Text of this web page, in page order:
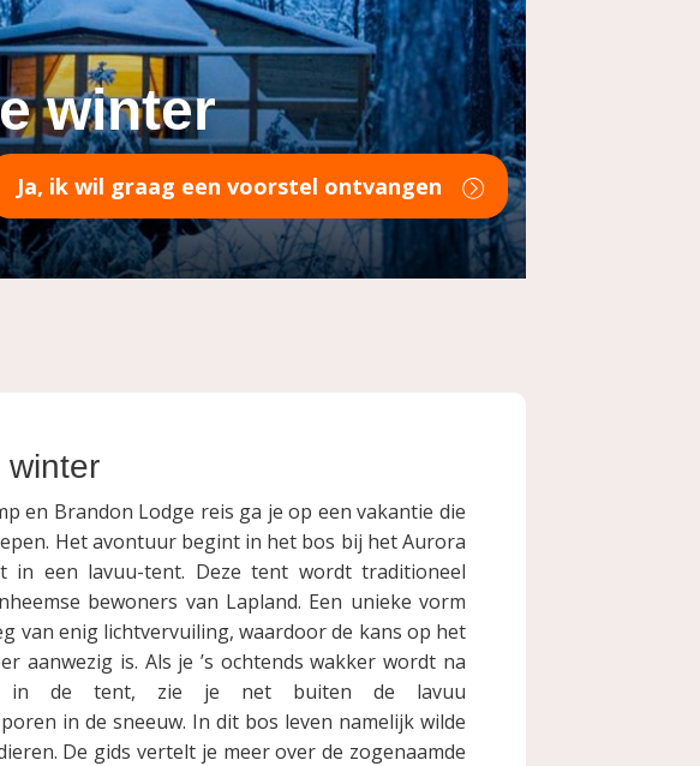
winter
Ja, ik wil graag een voorstel ontvangen
winter
en Brandon Lodge reis ga je op een vakantie die
Het avontuur begint in het bos bij het Aurora
in een lavuu-tent. Deze tent wordt traditioneel
bewoners van Lapland. Een unieke vorm
van enig lichtvervuiling, waardoor de kans op het
aanwezig is. Als je ’s ochtends wakker wordt na
in de tent, zie je net buiten de lavuu
in de sneeuw. In dit bos leven namelijk wilde
De gids vertelt je meer over de zogenaamde